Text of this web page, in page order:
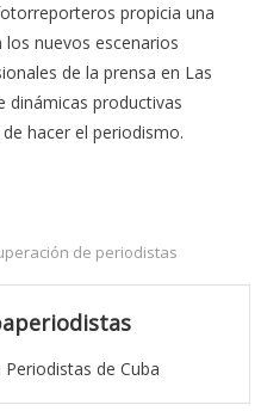
propicia una
nuevos escenarios
de la prensa en Las
dinámicas productivas
hacer el periodismo.
de periodistas
de Cuba